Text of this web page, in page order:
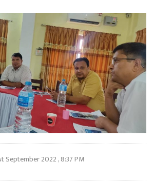
September 2022 , 8:37 PM